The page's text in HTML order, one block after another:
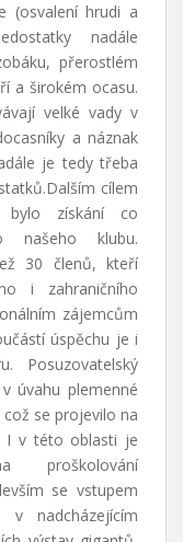
(osvalení hrudi a
nadále
přerostlém
a širokém ocasu.
velké vady v
a náznak
je tedy třeba
cílem
bylo získání co
našeho klubu.
30 členů, kteří
i zahraničního
zájemcům
úspěchu je i
Posuzovatelský
úvahu plemenné
se projevilo na
I v této oblasti je
se vstupem
v nadcházejícím